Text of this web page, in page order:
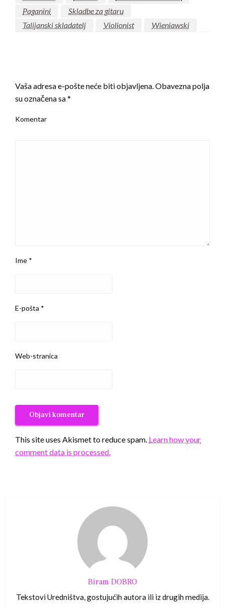
Paganini
Skladbe za gitaru
Talijanski skladatelj
Violionist Wieniawski
Vaša adresa e-pošte neće biti objavljena.Obavezna polja
su označena sa*
Komentar
Ime *
E-pošta *
Web-stranica
This site uses Akismet to reduce spam. Learn how your
comment data is processed.
Biram DOBRO
Tekstovi Uredništva, gostujućih autora ili iz drugih medija.